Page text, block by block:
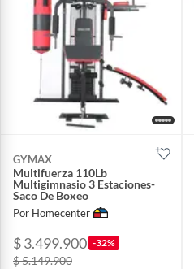
GYMAX
Multifuerza 110Lb
Multigimnasio 3 Estaciones-
Saco De Boxeo
Por Homecenter
$ 3.499.900 -32%
$ 5.149.900